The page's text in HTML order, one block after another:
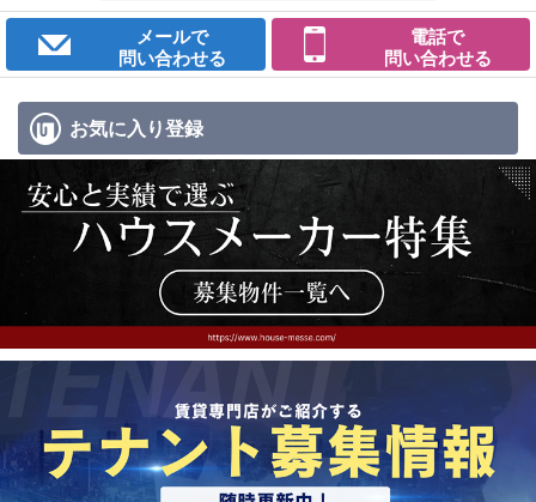
メールで
問い合わせる
電話で
問い合わせる
お気に入り登録